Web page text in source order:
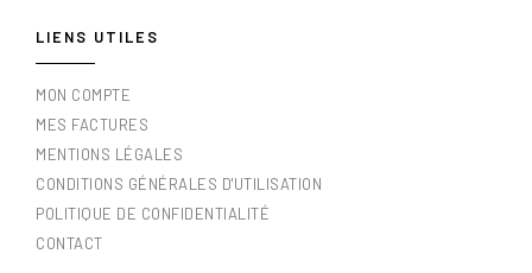
LIENS UTILES
MON COMPTE
MES FACTURES
MENTIONS LÉGALES
CONDITIONS GÉNÉRALES D'UTILISATION
POLITIQUE DE CONFIDENTIALITÉ
CONTACT